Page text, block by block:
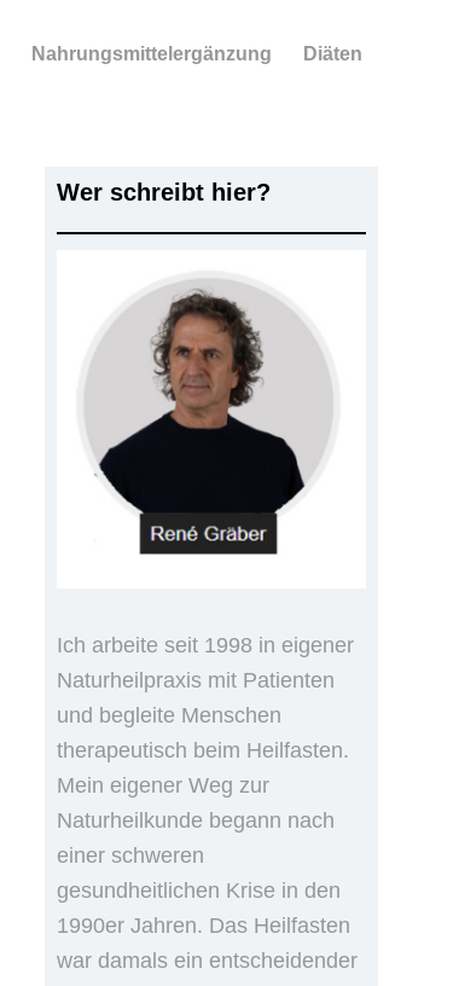
Nahrungsmittelergänzung Diäten
Wer schreibt hier?
Ich arbeite seit 1998 in eigener
Naturheilpraxis mit Patienten
und begleite Menschen
therapeutisch beim Heilfasten.
Mein eigener Weg zur
Naturheilkunde begann nach
einer schweren
gesundheitlichen Krise in den
1990er Jahren. Das Heilfasten
war damals ein entscheidender